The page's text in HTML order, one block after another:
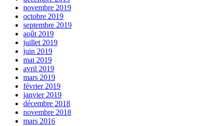
novembre 2019
octobre 2019
septembre 2019
août 2019
juillet 2019
juin 2019
mai 2019
avril 2019
mars 2019
février 2019
janvier 2019
décembre 2018
novembre 2018
mars 2016